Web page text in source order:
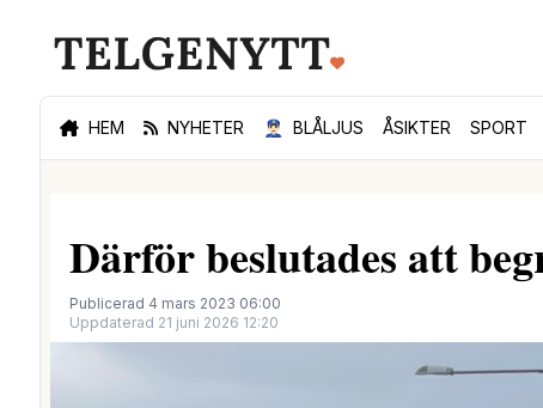
HEM NYHETER 👮🏻‍♂️ BLÅLJUS ÅSIKTER SPORT
Därför beslutades att
Publicerad 4 mars 2023 06:00
Uppdaterad 21 juni 2026 12:20